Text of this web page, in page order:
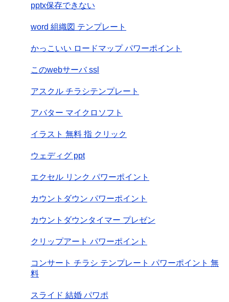
pptx保存できない
word 組織図 テンプレート
かっこいい ロードマップ パワーポイント
このwebサーバ ssl
アスクル チラシテンプレート
アバター マイクロソフト
イラスト 無料 指 クリック
ウェディグ ppt
エクセル リンク パワーポイント
カウントダウン パワーポイント
カウントダウンタイマー プレゼン
クリップアート パワーポイント
コンサート チラシ テンプレート パワーポイント 無
料
スライド 結婚 パワポ